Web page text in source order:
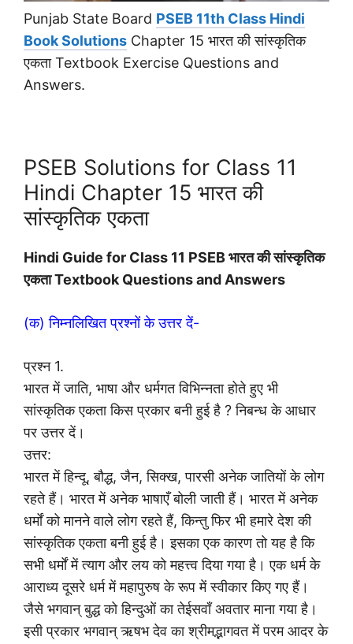
Punjab State Board PSEB 11th Class Hindi
Book Solutions Chapter 15 भारत की सांस्कृतिक
एकता Textbook Exercise Questions and
Answers.
PSEB Solutions for Class 11
Hindi Chapter 15 भारत की
सांस्कृतिक एकता
Hindi Guide for Class 11 PSEB भारत की सांस्कृतिक
एकता Textbook Questions and Answers
(क) निम्नलिखित प्रश्नों के उत्तर दें-
प्रश्न 1.
भारत में जाति, भाषा और धर्मगत विभिन्नता होते हुए भी
सांस्कृतिक एकता किस प्रकार बनी हुई है ? निबन्ध के आधार
पर उत्तर दें।
उत्तर:
भारत में हिन्दू, बौद्ध, जैन, सिक्ख, पारसी अनेक जातियों के लोग
रहते हैं। भारत में अनेक भाषाएँ बोली जाती हैं। भारत में अनेक
धर्मों को मानने वाले लोग रहते हैं, किन्तु फिर भी हमारे देश की
सांस्कृतिक एकता बनी हुई है। इसका एक कारण तो यह है कि
सभी धर्मों में त्याग और लय को महत्त्व दिया गया है। एक धर्म के
आराध्य दूसरे धर्म में महापुरुष के रूप में स्वीकार किए गए हैं।
जैसे भगवान् बुद्ध को हिन्दुओं का तेईसवाँ अवतार माना गया है।
इसी प्रकार भगवान् ऋषभ देव का श्रीमद्भागवत में परम आदर के